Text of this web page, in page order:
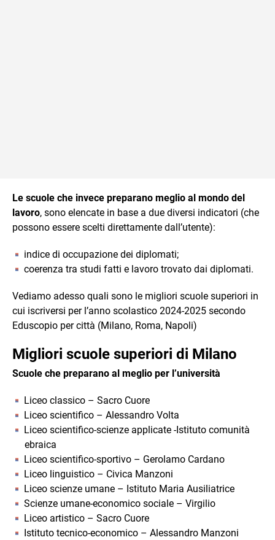
Le scuole che invece preparano meglio al mondo del
lavoro, sono elencate in base a due diversi indicatori (che
possono essere scelti direttamente dall’utente):
indice di occupazione dei diplomati;
coerenza tra studi fatti e lavoro trovato dai diplomati.
Vediamo adesso quali sono le migliori scuole superiori in
cui iscriversi per l’anno scolastico 2024-2025 secondo
Eduscopio per città (Milano, Roma, Napoli)
Migliori scuole superiori di Milano
Scuole che preparano al meglio per l’università
Liceo classico – Sacro Cuore
Liceo scientifico – Alessandro Volta
Liceo scientifico-scienze applicate -Istituto comunità
ebraica
Liceo scientifico-sportivo – Gerolamo Cardano
Liceo linguistico – Civica Manzoni
Liceo scienze umane – Istituto Maria Ausiliatrice
Scienze umane-economico sociale – Virgilio
Liceo artistico – Sacro Cuore
Istituto tecnico-economico – Alessandro Manzoni